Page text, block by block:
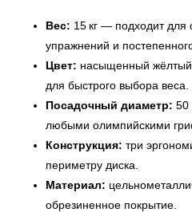
Вес: 15 кг — подходит для
упражнений и
Цвет: насыщенный
для быстрого выбора веса.
Посадочный диаметр: 50
любыми олимпийскими
Конструкция: три
периметру диска.
Материал:
обрезиненное покрытие.